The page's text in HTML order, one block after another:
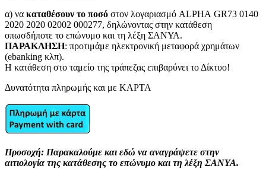
α) να καταθέσουν το ποσό στον λογαριασμό ALPHA GR73 0140
2020 2020 02002 000277, δηλώνοντας στην κατάθεση
οπωσδήποτε το επώνυμο και τη λέξη ΣΑΝΥΑ.
ΠΑΡΑΚΛΗΣΗ: προτιμάμε ηλεκτρονική μεταφορά χρημάτων
(ebanking κλπ).
Η κατάθεση στο ταμείο της τράπεζας επιβαρύνει το Δίκτυο!
Δυνατότητα πληρωμής και με ΚΑΡΤΑ
Προσοχή: Παρακαλούμε και εδώ να αναγράψετε στην
αιτιολογία της κατάθεσης το επώνυμο και τη λέξη ΣΑΝΥΑ.